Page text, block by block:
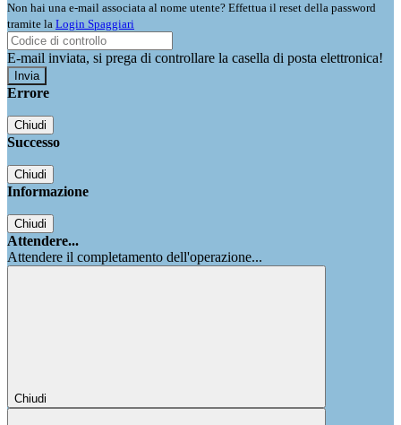
Non hai una e-mail associata al nome utente? Effettua il reset della password
tramite la Login Spaggiari
E-mail inviata, si prega di controllare la casella di posta elettronica!
Errore
Chiudi
Successo
Chiudi
Informazione
Chiudi
Attendere...
Attendere il completamento dell'operazione...
Chiudi